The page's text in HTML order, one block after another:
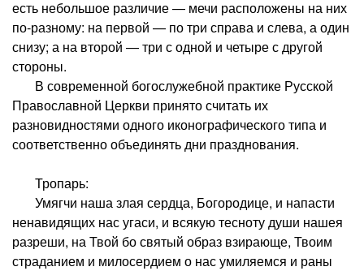
есть небольшое различие — мечи расположены на них
по-разному: на первой — по три справа и слева, а один
снизу; а на второй — три с одной и четыре с другой
стороны.
В современной богослужебной практике Русской
Православной Церкви принято считать их
разновидностями одного иконографического типа и
соответственно объединять дни празднования.
Тропарь:
Умягчи наша злая сердца, Богородице, и напасти
ненавидящих нас угаси, и всякую тесноту души нашея
разреши, на Твой бо святый образ взирающе, Твоим
страданием и милосердием о нас умиляемся и раны